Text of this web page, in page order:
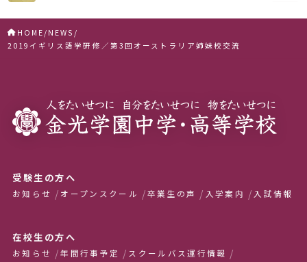
HOME NEWS
2019イギリス語学研修／第3回オーストラリア姉妹校交流
受験生の方へ
お知らせ オープンスクール 卒業生の声 入学案内 入試情報
在校生の方へ
お知らせ 年間行事予定 スクールバス運行情報